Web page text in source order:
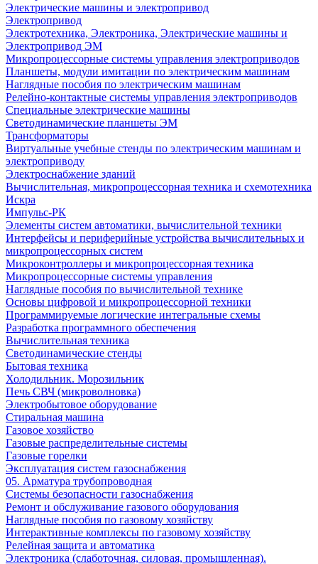
Электрические машины и электропривод
Электропривод
Электротехника, Электроника, Электрические машины и
Электропривод ЭМ
Микропроцессорные системы управления электроприводов
Планшеты, модули имитации по электрическим машинам
Наглядные пособия по электрическим машинам
Релейно-контактные системы управления электроприводов
Специальные электрические машины
Светодинамические планшеты ЭМ
Трансформаторы
Виртуальные учебные стенды по электрическим машинам и
электроприводу
Электроснабжение зданий
Вычислительная, микропроцессорная техника и схемотехника
Искра
Импульс-РК
Элементы систем автоматики, вычислительной техники
Интерфейсы и периферийные устройства вычислительных и
микропроцессорных систем
Микроконтроллеры и микропроцессорная техника
Микропроцессорные системы управления
Наглядные пособия по вычислительной технике
Основы цифровой и микропроцессорной техники
Программируемые логические интегральные схемы
Разработка программного обеспечения
Вычислительная техника
Светодинамические стенды
Бытовая техника
Холодильник. Морозильник
Печь СВЧ (микроволновка)
Электробытовое оборудование
Стиральная машина
Газовое хозяйство
Газовые распределительные системы
Газовые горелки
Эксплуатация систем газоснабжения
05. Арматура трубопроводная
Системы безопасности газоснабжения
Ремонт и обслуживание газового оборудования
Наглядные пособия по газовому хозяйству
Интерактивные комплексы по газовому хозяйству
Релейная защита и автоматика
Электроника (слаботочная, силовая, промышленная).